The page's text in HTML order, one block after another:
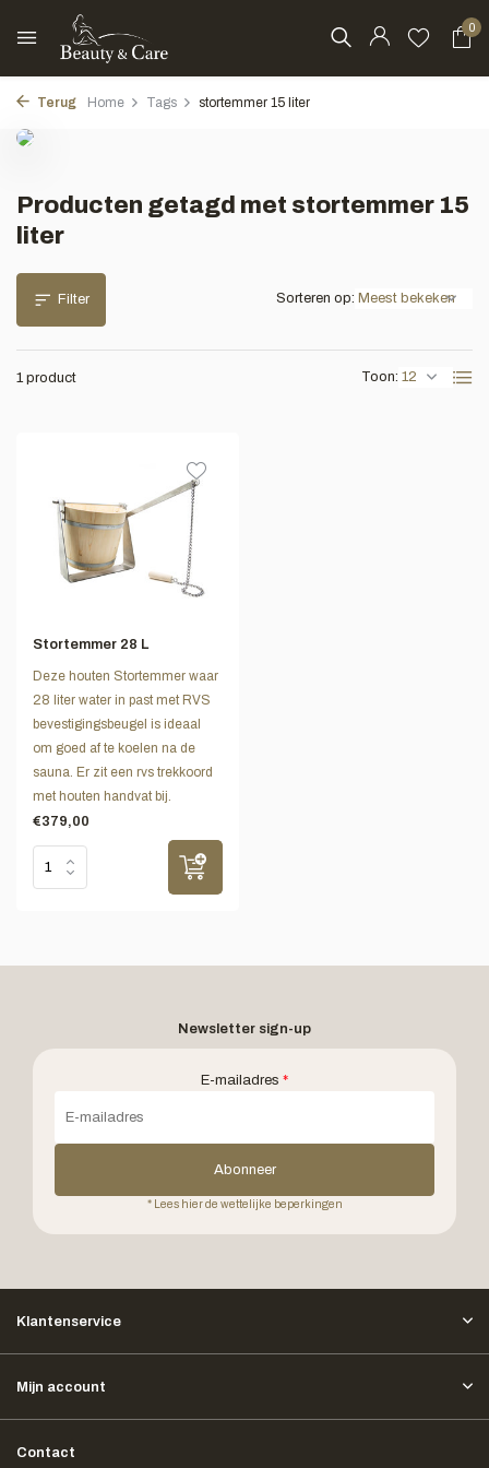
0
Terug Home Tags stortemmer 15 liter
Producten getagd met stortemmer 15
liter
Filter
1 product Toon:
Sorteren op:
Stortemmer 28 L
Deze houten Stortemmer waar
28 liter water in past met RVS
bevestigingsbeugel is ideaal
om goed af te koelen na de
sauna. Er zit een rvs trekkoord
met houten handvat bij.
€379,00
Newsletter sign-up
E-mailadres *
Abonneer
* Lees hier de wettelijke beperkingen
Klantenservice
Mijn account
Contact